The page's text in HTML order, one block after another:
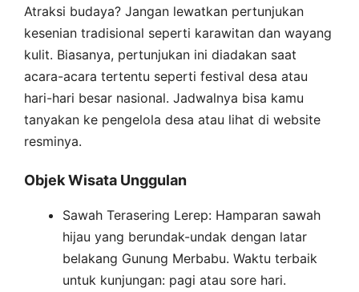
Atraksi budaya? Jangan lewatkan pertunjukan
kesenian tradisional seperti karawitan dan wayang
kulit. Biasanya, pertunjukan ini diadakan saat
acara-acara tertentu seperti festival desa atau
hari-hari besar nasional. Jadwalnya bisa kamu
tanyakan ke pengelola desa atau lihat di website
resminya.
Objek Wisata Unggulan
Sawah Terasering Lerep: Hamparan sawah
hijau yang berundak-undak dengan latar
belakang Gunung Merbabu. Waktu terbaik
untuk kunjungan: pagi atau sore hari.